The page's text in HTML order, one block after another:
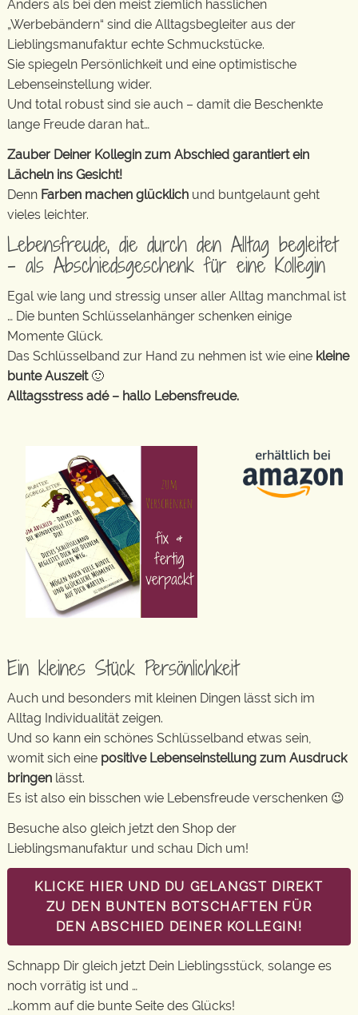
Anders als bei den meist ziemlich hässlichen
„Werbebändern“ sind die Alltagsbegleiter aus der
Lieblingsmanufaktur echte Schmuckstücke.
Sie spiegeln Persönlichkeit und eine optimistische
Lebenseinstellung wider.
Und total robust sind sie auch – damit die Beschenkte
lange Freude daran hat…
Zauber Deiner Kollegin zum Abschied garantiert ein
Lächeln ins Gesicht!
Denn Farben machen glücklich und buntgelaunt geht
vieles leichter.
Lebensfreude, die durch den Alltag begleitet
– als Abschiedsgeschenk für eine Kollegin
Egal wie lang und stressig unser aller Alltag manchmal ist
… Die bunten Schlüsselanhänger schenken einige
Momente Glück.
Das Schlüsselband zur Hand zu nehmen ist wie eine kleine
bunte Auszeit🙂
Alltagsstress adé – hallo Lebensfreude.
Ein kleines Stück Persönlichkeit
Auch und besonders mit kleinen Dingen lässt sich im
Alltag Individualität zeigen.
Und so kann ein schönes Schlüsselband etwas sein,
womit sich eine positive Lebenseinstellung zum Ausdruck
bringen lässt.
Es ist also ein bisschen wie Lebensfreude verschenken 😉
Besuche also gleich jetzt den Shop der
Lieblingsmanufaktur und schau Dich um!
KLICKE HIER UND DU GELANGST DIREKT
ZU DEN BUNTEN BOTSCHAFTEN FÜR
DEN ABSCHIED DEINER KOLLEGIN!
Schnapp Dir gleich jetzt Dein Lieblingsstück, solange es
noch vorrätig ist und …
…komm auf die bunte Seite des Glücks!